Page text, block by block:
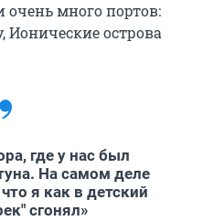
очень много портов:
острова
где у нас был
На самом деле
я как в детский
сгонял»